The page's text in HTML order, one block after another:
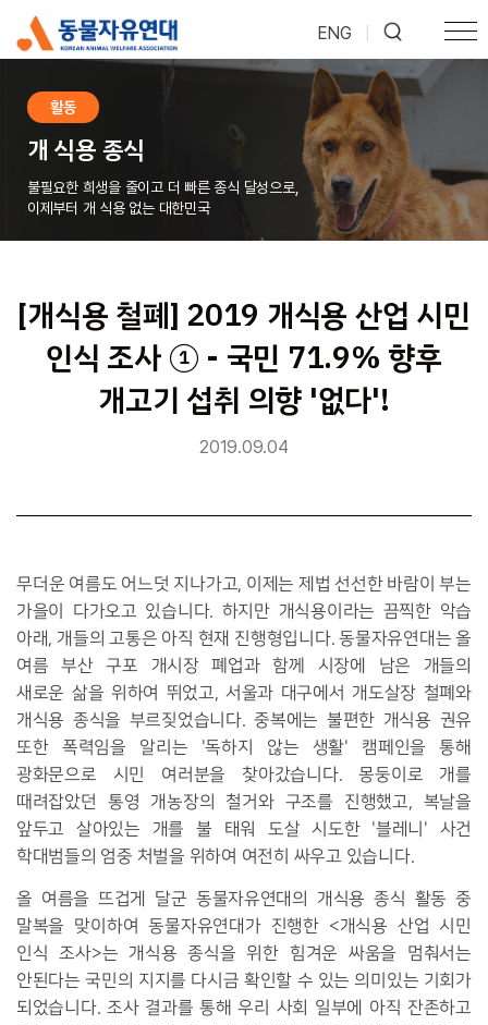
ENG
활동
개 식용 종식
불필요한 희생을 줄이고 더 빠른 종식 달성으로,
이제부터 개 식용 없는 대한민국
[개식용 철폐] 2019 개식용 산업 시민
인식 조사 ① - 국민 71.9% 향후
개고기 섭취 의향 '없다'!
2019.09.04
무더운 여름도 어느덧 지나가고, 이제는 제법 선선한 바람이 부는
가을이 다가오고 있습니다. 하지만 개식용이라는 끔찍한 악습
아래, 개들의 고통은 아직 현재 진행형입니다.동물자유연대는 올
여름 부산 구포 개시장 폐업과 함께 시장에 남은 개들의
새로운 삶을 위하여 뛰었고, 서울과 대구에서 개도살장 철폐와
개식용 종식을 부르짖었습니다. 중복에는 불편한 개식용 권유
또한 폭력임을 알리는 '독하지 않는 생활' 캠페인을 통해
광화문으로 시민 여러분을 찾아갔습니다. 몽둥이로 개를
때려잡았던 통영 개농장의 철거와 구조를 진행했고, 복날을
앞두고 살아있는 개를 불 태워 도살 시도한 '블레니' 사건
학대범들의 엄중 처벌을 위하여 여전히 싸우고 있습니다.
올 여름을 뜨겁게 달군 동물자유연대의 개식용 종식 활동 중
말복을 맞이하여 동물자유연대가 진행한 <개식용 산업 시민
인식 조사>는 개식용 종식을 위한 힘겨운 싸움을 멈춰서는
안된다는 국민의 지지를 다시금 확인할 수 있는 의미있는 기회가
되었습니다. 조사 결과를 통해 우리 사회 일부에 아직 잔존하고